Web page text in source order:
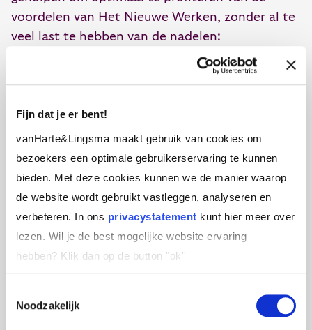
Fijn dat je er bent!
vanHarte&Lingsma maakt gebruik van cookies om
bezoekers een optimale gebruikerservaring te kunnen
bieden. Met deze cookies kunnen we de manier waarop
de website wordt gebruikt vastleggen, analyseren en
verbeteren. In ons privacystatement kunt hier meer over
lezen. Wil je de best mogelijke website ervaring
hebben? Klik dan op de button "ok''
Noodzakelijk
voordelen van Het Nieuwe Werken, zonder al te
veel last te hebben van de nadelen:
Blijf in contact met je collega’s op kantoor.
Bel enYammerregelmatig. Koffiepraat is
functioneel!
Zorg voor een aantal vaste momenten in de
maand dat je elkaar als team kunt
ontmoeten. Bij mij is dat de dinsdag, en die is
heilig!
Bepaal heldere doelstellingen en maak
duidelijke resultaatafspraken met elkaar.
experimenteren op de weg ernaartoe.